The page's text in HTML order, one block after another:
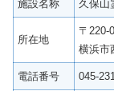
施設名称 久保山
所在地
〒220-
横浜市
電話番号 045-